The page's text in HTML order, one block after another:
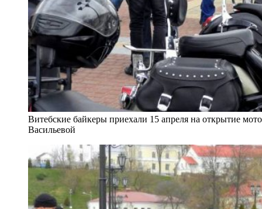
Витебские байкеры приехали 15 апреля на открытие
Васильевой